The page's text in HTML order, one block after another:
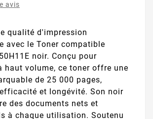
avis
qualité d'impression
avec le Toner compatible
noir. Conçu pour
haut volume, ce toner offre une
de 25 000 pages,
et longévité. Son noir
des documents nets et
à chaque utilisation. Soutenu